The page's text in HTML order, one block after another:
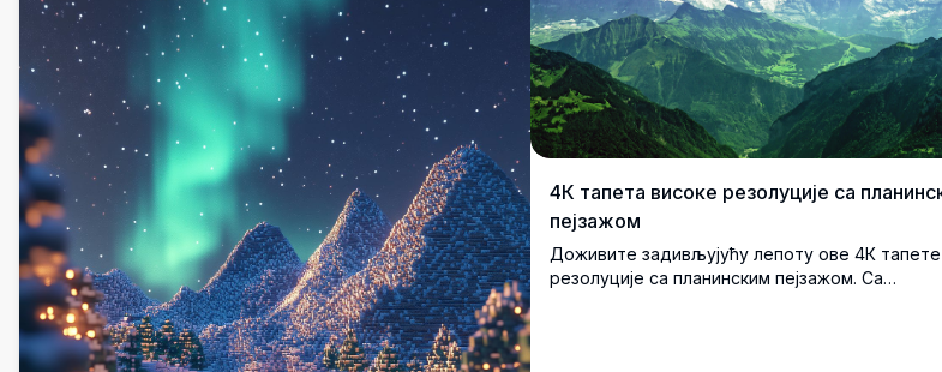
4К тапета високе резолуције са
пејзажом
Доживите задивљујућу лепоту ове 4К
резолуције са планинским пејзажом. Са